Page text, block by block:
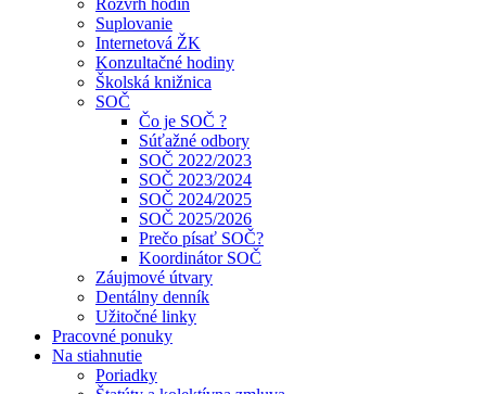
Rozvrh hodín
Suplovanie
Internetová ŽK
Konzultačné hodiny
Školská knižnica
SOČ
Čo je SOČ ?
Súťažné odbory
SOČ 2022/2023
SOČ 2023/2024
SOČ 2024/2025
SOČ 2025/2026
Prečo písať SOČ?
Koordinátor SOČ
Záujmové útvary
Dentálny denník
Užitočné linky
Pracovné ponuky
Na stiahnutie
Poriadky